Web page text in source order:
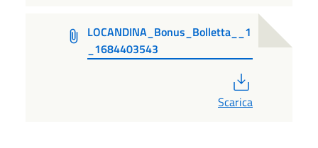
LOCANDINA_Bonus_Bolletta__1
_1684403543
Scarica